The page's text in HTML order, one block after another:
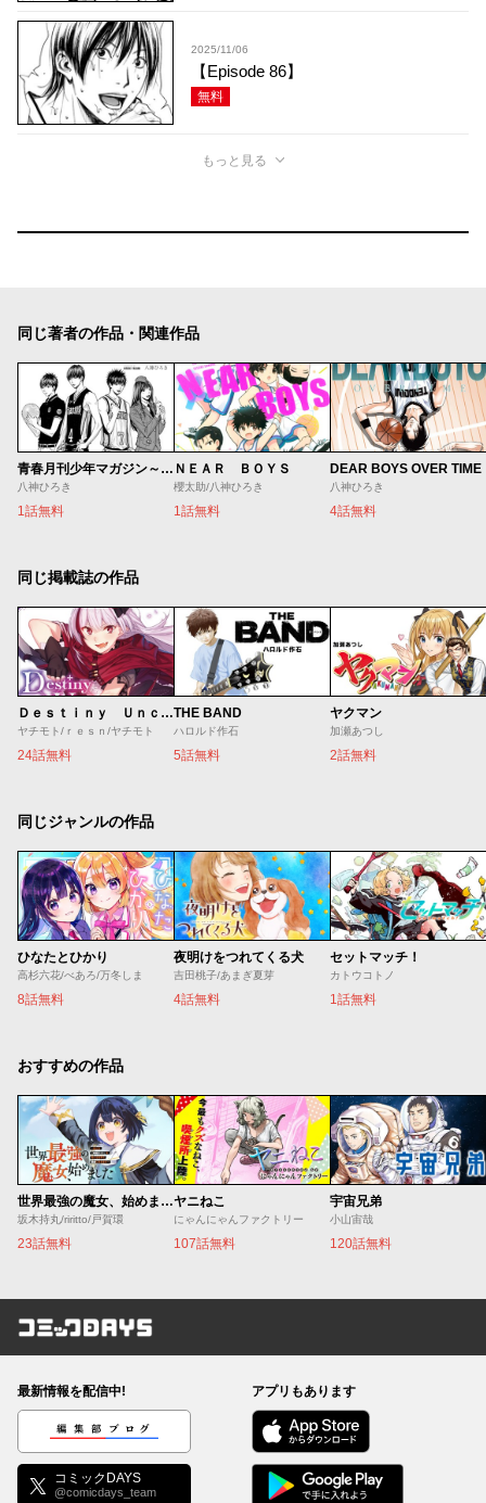
2025/11/06
【Episode 86】
無料
もっと見る
同じ著者の作品・関連作品
青春月刊少年マガジン～八神デビュー秘話～
八神ひろき
1話無料
ＮＥＡＲ ＢＯＹＳ
櫻太助/八神ひろき
1話無料
DEAR BOYS OVER TIME
八神ひろき
4話無料
同じ掲載誌の作品
Ｄｅｓｔｉｎｙ Ｕｎｃｈａｉｎ Ｏｎｌｉｎｅ 吸血鬼少女となって、やがて『赤の魔王』と呼ばれるようになりました
ヤチモト/ｒｅｓｎ/ヤチモト
24話無料
THE BAND
ハロルド作石
5話無料
ヤクマン
加瀬あつし
2話無料
同じジャンルの作品
ひなたとひかり
高杉六花/べあろ/万冬しま
8話無料
夜明けをつれてくる犬
吉田桃子/あまぎ夏芽
4話無料
セットマッチ！
カトウコトノ
1話無料
おすすめの作品
世界最強の魔女、始めました ～私だけ『攻略サイト』を見れる世界で自由に生きます～
坂木持丸/riritto/戸賀環
23話無料
ヤニねこ
にゃんにゃんファクトリー
107話無料
宇宙兄弟
小山宙哉
120話無料
コミックDAYS
最新情報を配信中!
編集部ブログ
コミックDAYS
@comicdays_team
アプリもあります